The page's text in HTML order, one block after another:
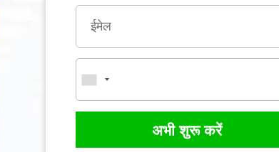
अभी शुरू करें